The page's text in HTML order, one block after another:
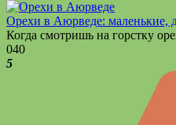
Орехи в Аюрведе: маленькие,
Когда смотришь на горстку
040
5